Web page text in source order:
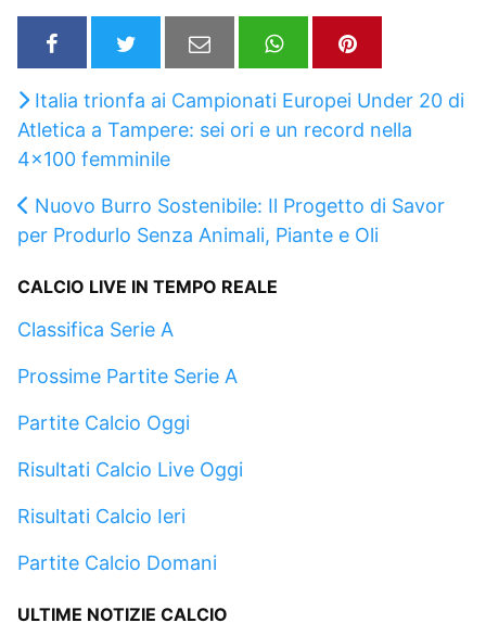
Italia trionfa ai Campionati Europei Under 20 di
Atletica a Tampere: sei ori e un record nella
4×100 femminile
Nuovo Burro Sostenibile: Il Progetto di Savor
per Produrlo Senza Animali, Piante e Oli
CALCIO LIVE IN TEMPO REALE
Classifica Serie A
Prossime Partite Serie A
Partite Calcio Oggi
Risultati Calcio Live Oggi
Risultati Calcio Ieri
Partite Calcio Domani
ULTIME NOTIZIE CALCIO